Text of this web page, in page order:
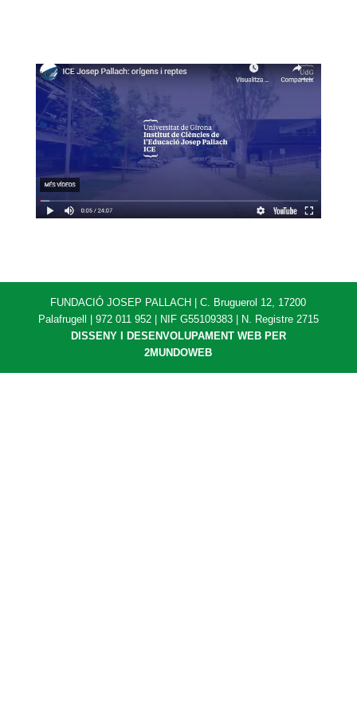
FUNDACIÓ JOSEP PALLACH | C. Bruguerol 12, 17200
Palafrugell | 972 011 952 | NIF G55109383 | N. Registre 2715
DISSENY I DESENVOLUPAMENT WEB PER
2MUNDOWEB